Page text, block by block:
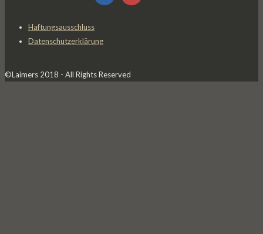
Haftungsausschluss
Datenschutzerklärung
©Laimers 2018 - All Rights Reserved